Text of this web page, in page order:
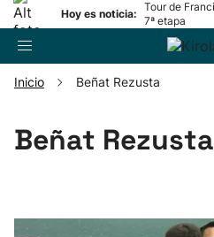
Hoy es noticia:
Tour de
7ª etapa
Inicio Beñat Rezusta
Beñat Rezusta